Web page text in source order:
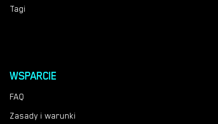
Tagi
WSPARCIE
FAQ
Zasady i warunki